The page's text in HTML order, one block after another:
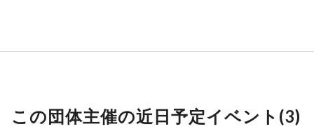
この団体主催の近日予定イベント(3)